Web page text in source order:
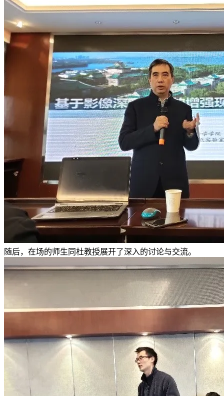
随后，在场的师生同杜教授展开了深入的讨论与交流。